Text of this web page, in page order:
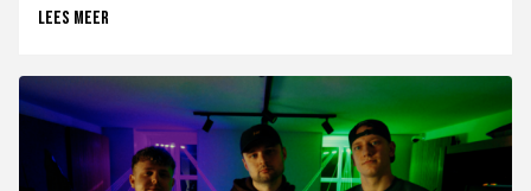
Lees meer